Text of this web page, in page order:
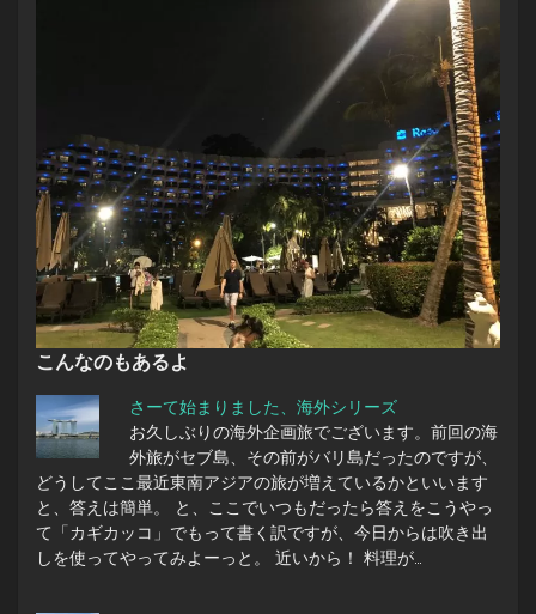
こんなのもあるよ
さーて始まりました、海外シリーズ
お久しぶりの海外企画旅でございます。前回の海
外旅がセブ島、その前がバリ島だったのですが、
どうしてここ最近東南アジアの旅が増えているかといいます
と、答えは簡単。 と、ここでいつもだったら答えをこうやっ
て「カギカッコ」でもって書く訳ですが、今日からは吹き出
しを使ってやってみよーっと。 近いから！ 料理が…